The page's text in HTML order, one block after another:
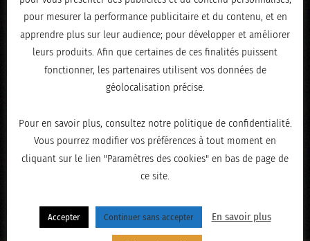
pour mesurer la performance publicitaire et du contenu, et en
apprendre plus sur leur audience; pour développer et améliorer
leurs produits. Afin que certaines de ces finalités puissent
fonctionner, les partenaires utilisent vos données de
géolocalisation précise.
Pour en savoir plus, consultez notre politique de confidentialité.
Vous pourrez modifier vos préférences à tout moment en
cliquant sur le lien "Paramètres des cookies" en bas de page de
ce site.
Accepter Continuer sans accepter En savoir plus